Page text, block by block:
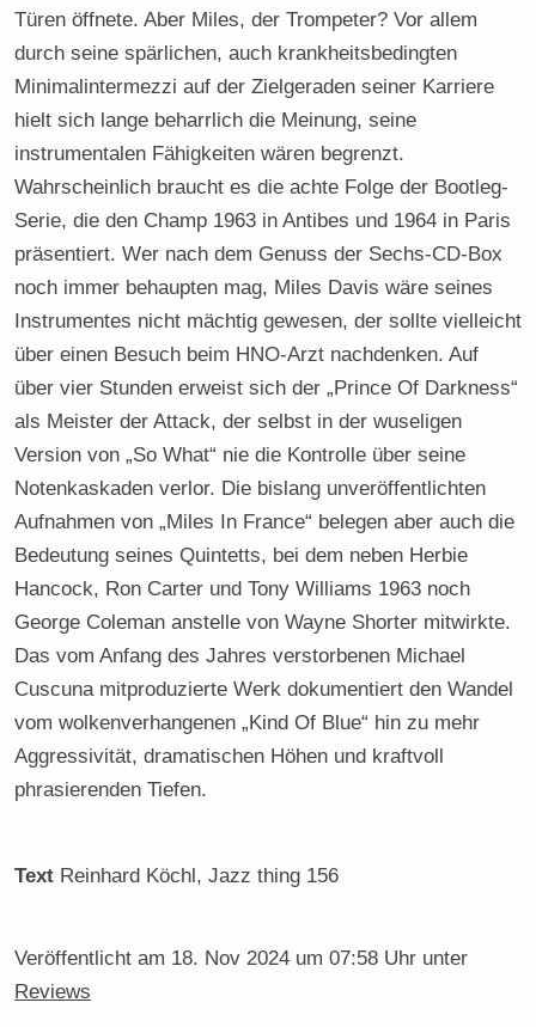
Türen öffnete. Aber Miles, der Trompeter? Vor allem
durch seine spärlichen, auch krankheitsbedingten
Minimalintermezzi auf der Zielgeraden seiner Karriere
hielt sich lange beharrlich die Meinung, seine
instrumentalen Fähigkeiten wären begrenzt.
Wahrscheinlich braucht es die achte Folge der Bootleg-
Serie, die den Champ 1963 in Antibes und 1964 in Paris
präsentiert. Wer nach dem Genuss der Sechs-CD-Box
noch immer behaupten mag, Miles Davis wäre seines
Instrumentes nicht mächtig gewesen, der sollte vielleicht
über einen Besuch beim HNO-Arzt nachdenken. Auf
über vier Stunden erweist sich der „Prince Of Darkness“
als Meister der Attack, der selbst in der wuseligen
Version von „So What“ nie die Kontrolle über seine
Notenkaskaden verlor. Die bislang unveröffentlichten
Aufnahmen von „Miles In France“ belegen aber auch die
Bedeutung seines Quintetts, bei dem neben Herbie
Hancock, Ron Carter und Tony Williams 1963 noch
George Coleman anstelle von Wayne Shorter mitwirkte.
Das vom Anfang des Jahres verstorbenen Michael
Cuscuna mitproduzierte Werk dokumentiert den Wandel
vom wolkenverhangenen „Kind Of Blue“ hin zu mehr
Aggressivität, dramatischen Höhen und kraftvoll
phrasierenden Tiefen.
Text Reinhard Köchl, Jazz thing 156
Veröffentlicht am 18. Nov 2024 um 07:58 Uhr unter
Reviews